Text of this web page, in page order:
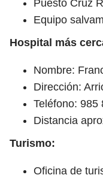
Puesto Cruz
Equipo
Hospital más
Nombre:
Dirección:
Teléfono: 985
Distancia
Turismo:
Oficina de